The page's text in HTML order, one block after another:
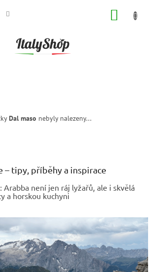
Dal maso nebyly nalezeny...
– tipy, příběhy a inspirace
Arabba není jen ráj lyžařů, ale i skvělá
a horskou kuchyni